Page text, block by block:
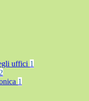
uffici 1
2
1